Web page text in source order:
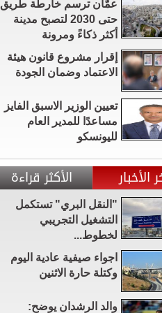
عمّان ترسم خارطة طريق
حتى 2030 لتصبح مدينة
أكثر ذكاءً ومرونة
إقرار مشروع قانون هيئة
الاعتماد وضمان الجودة
تعيين الوزير الاسبق الفايز
مساعدًا للمدير العام
لليونسكو
الأخبار الأكثر قراءة
"النقل البري" تستكمل
التشغيل التجريبي
لخطوط...
اجواء صيفية عادية اليوم
وكتلة حارة الاثنين
والد الرشدان يوضح: